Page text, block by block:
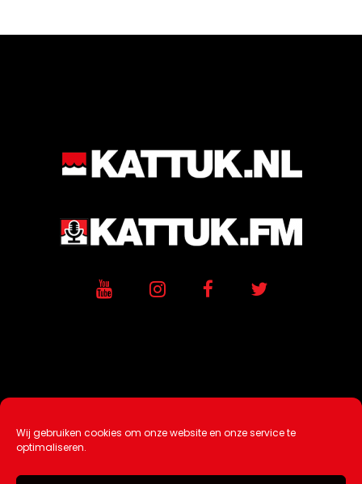
Wij gebruiken cookies om onze website en onze service te
optimaliseren.
Ontwikkeling / Hosting doorAtSea